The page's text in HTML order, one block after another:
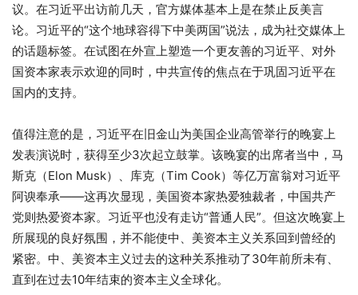
议。在习近平出访前几天，官方媒体基本上是在禁止反美言
论。习近平的“这个地球容得下中美两国”说法，成为社交媒体上
的话题标签。在试图在外宣上塑造一个更友善的习近平、对外
国资本家表示欢迎的同时，中共宣传的焦点在于巩固习近平在
国内的支持。
值得注意的是，习近平在旧金山为美国企业高管举行的晚宴上
发表演说时，获得至少3次起立鼓掌。该晚宴的出席者当中，马
斯克（Elon Musk）、库克（Tim Cook）等亿万富翁对习近平
阿谀奉承——这再次显现，美国资本家热爱独裁者，中国共产
党则热爱资本家。习近平也没有走访“普通人民”。但这次晚宴上
所展现的良好氛围，并不能使中、美资本主义关系回到曾经的
紧密。中、美资本主义过去的这种关系推动了30年前所未有、
直到在过去10年结束的资本主义全球化。